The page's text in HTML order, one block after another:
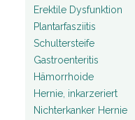
Erektile Dysfunktion
Plantarfasziitis
Schultersteife
Gastroenteritis
Hämorrhoide
Hernie, inkarzeriert
Nichterkanker Hernie